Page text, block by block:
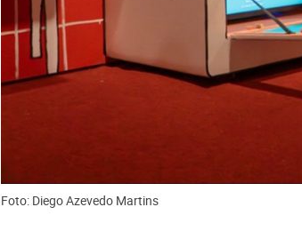
Foto: Diego Azevedo Martins